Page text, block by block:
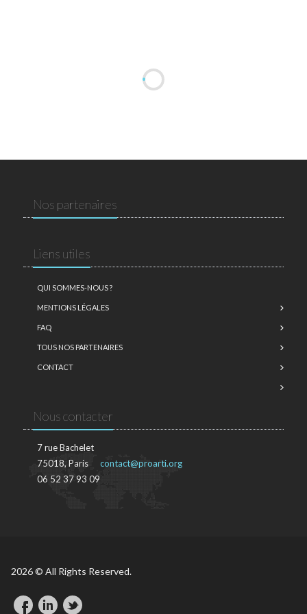
Nos partenaires
Liens utiles
QUI SOMMES-NOUS ?
MENTIONS LÉGALES
FAQ
TOUS NOS PARTENAIRES
CONTACT
Nous contacter
7 rue Bachelet
75018, Paris
06 52 37 93 09
contact@proarti.org
2026 © All Rights Reserved.